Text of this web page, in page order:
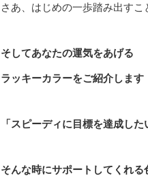
さあ、はじめの一歩踏み出す
そしてあなたの運気をあげる
ラッキーカラーをご紹介します
「スピーディに目標を達成した
そんな時にサポートしてくれる